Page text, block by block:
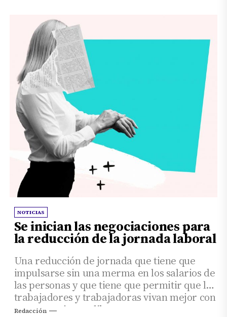
NOTICIAS
Se inician las negociaciones para
la reducción de la jornada laboral
Una reducción de jornada que tiene que
impulsarse sin una merma en los salarios de
las personas y que tiene que permitir que los
trabajadores y trabajadoras vivan mejor con
un mayor tiempo libre.
Redacción